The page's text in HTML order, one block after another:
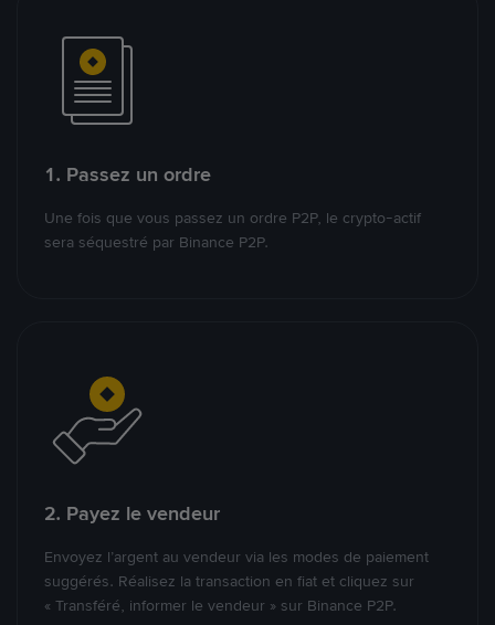
1. Passez un ordre
Une fois que vous passez un ordre P2P, le crypto-actif
sera séquestré par Binance P2P.
2. Payez le vendeur
Envoyez l’argent au vendeur via les modes de paiement
suggérés. Réalisez la transaction en fiat et cliquez sur
« Transféré, informer le vendeur » sur Binance P2P.